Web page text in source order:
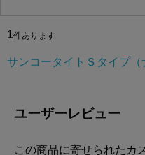
1件あります
サンコータイトＳタイプ（
ユーザーレビュー
この商品に寄せられたカ